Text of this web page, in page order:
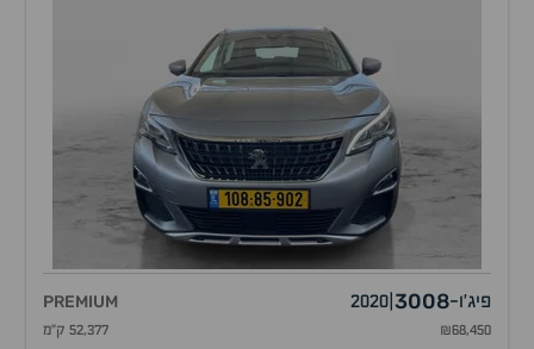
פיג'ו-
3008
2020
PREMIUM
₪68,450 52,377 ק"מ